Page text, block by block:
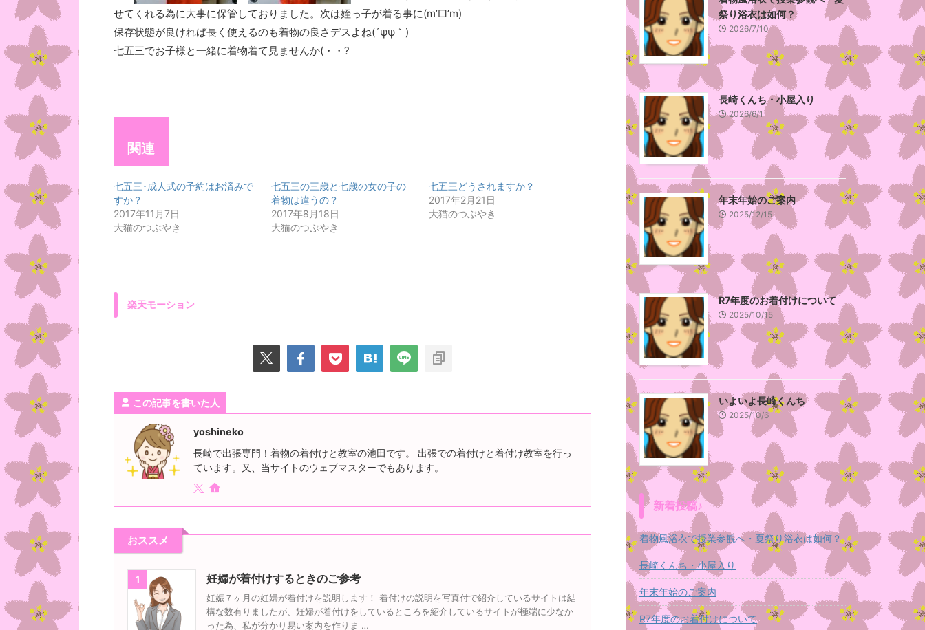
せてくれる為に大事に保管しておりました。次は姪っ子が着る事に(m’□’m)
保存状態が良ければ長く使えるのも着物の良さデスよね(´ψψ｀)
七五三でお子様と一緒に着物着て見ませんか(・・?
関連
七五三･成人式の予約はお済みで
すか？
2017年11月7日
大猫のつぶやき
七五三の三歳と七歳の女の子の
着物は違うの？
2017年8月18日
大猫のつぶやき
七五三どうされますか？
2017年2月21日
大猫のつぶやき
楽天モーション
この記事を書いた人
yoshineko
長崎で出張専門！着物の着付けと教室の池田です。 出張での着付けと着付け教室を行っ
ています。又、当サイトのウェブマスターでもあります。
おススメ
1 妊婦が着付けするときのご参考
妊娠７ヶ月の妊婦が着付けを説明します！ 着付けの説明を写真付で紹介しているサイトは結
構な数有りましたが、妊婦が着付けをしているところを紹介しているサイトが極端に少なか
った為、私が分かり易い案内を作りま …
祭り浴衣は如何？
2026/7/10
長崎くんち・小屋入り
2026/6/1
年末年始のご案内
2025/12/15
R7年度のお着付けについて
2025/10/15
いよいよ長崎くんち
2025/10/6
新着投稿♪
着物風浴衣で授業参観へ・夏祭り浴衣は如何？
長崎くんち・小屋入り
年末年始のご案内
R7年度のお着付けについて